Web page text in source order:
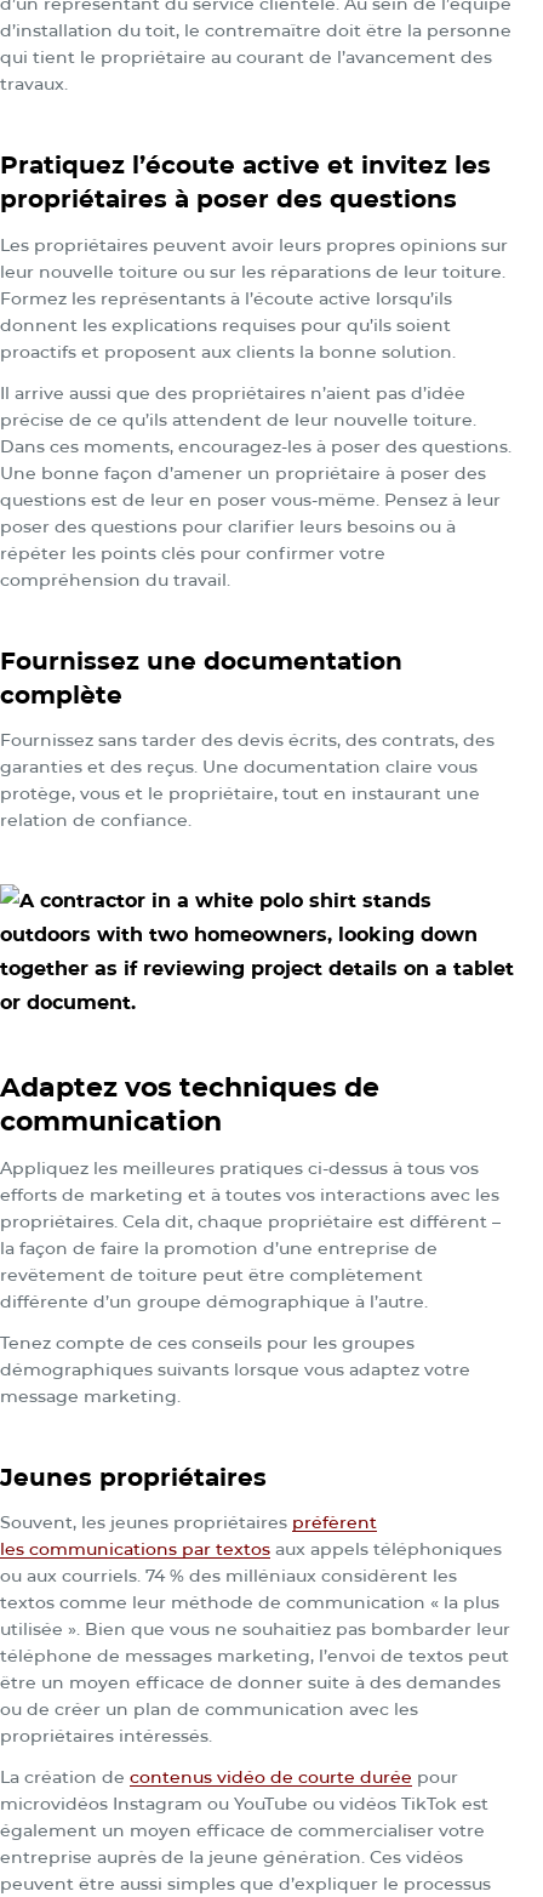
d’installation du toit, le contremaître doit être la personne
qui tient le propriétaire au courant de l’avancement des
travaux.
Pratiquez l’écoute active et invitez les
propriétaires à poser des questions
Les propriétaires peuvent avoir leurs propres opinions sur
leur nouvelle toiture ou sur les réparations de leur toiture.
Formez les représentants à l’écoute active lorsqu’ils
donnent les explications requises pour qu’ils soient
proactifs et proposent aux clients la bonne solution.
Il arrive aussi que des propriétaires n’aient pas d’idée
précise de ce qu’ils attendent de leur nouvelle toiture.
Dans ces moments, encouragez-les à poser des questions.
Une bonne façon d’amener un propriétaire à poser des
questions est de leur en poser vous-même. Pensez à leur
poser des questions pour clarifier leurs besoins ou à
répéter les points clés pour confirmer votre
compréhension du travail.
Fournissez une documentation
complète
Fournissez sans tarder des devis écrits, des contrats, des
garanties et des reçus. Une documentation claire vous
protège, vous et le propriétaire, tout en instaurant une
relation de confiance.
Adaptez vos techniques de
communication
Appliquez les meilleures pratiques ci-dessus à tous vos
efforts de marketing et à toutes vos interactions avec les
propriétaires. Cela dit, chaque propriétaire est différent –
la façon de faire la promotion d’une entreprise de
revêtement de toiture peut être complètement
différente d’un groupe démographique à l’autre.
Tenez compte de ces conseils pour les groupes
démographiques suivants lorsque vous adaptez votre
message marketing.
Jeunes propriétaires
Souvent, les jeunes propriétaires préfèrent
les communications par textos aux appels téléphoniques
ou aux courriels. 74 % des milléniaux considèrent les
textos comme leur méthode de communication « la plus
utilisée ». Bien que vous ne souhaitiez pas bombarder leur
téléphone de messages marketing, l’envoi de textos peut
être un moyen efficace de donner suite à des demandes
ou de créer un plan de communication avec les
propriétaires intéressés.
La création de contenus vidéo de courte durée pour
microvidéos Instagram ou YouTube ou vidéos TikTok est
également un moyen efficace de commercialiser votre
entreprise auprès de la jeune génération. Ces vidéos
peuvent être aussi simples que d’expliquer le processus